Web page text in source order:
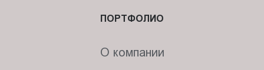
ПОРТФОЛИО
О компании